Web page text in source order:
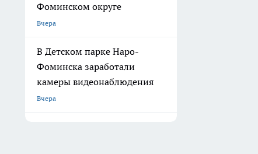
Фоминском округе
Вчера
В Детском парке Наро-
Фоминска заработали
камеры видеонаблюдения
Вчера